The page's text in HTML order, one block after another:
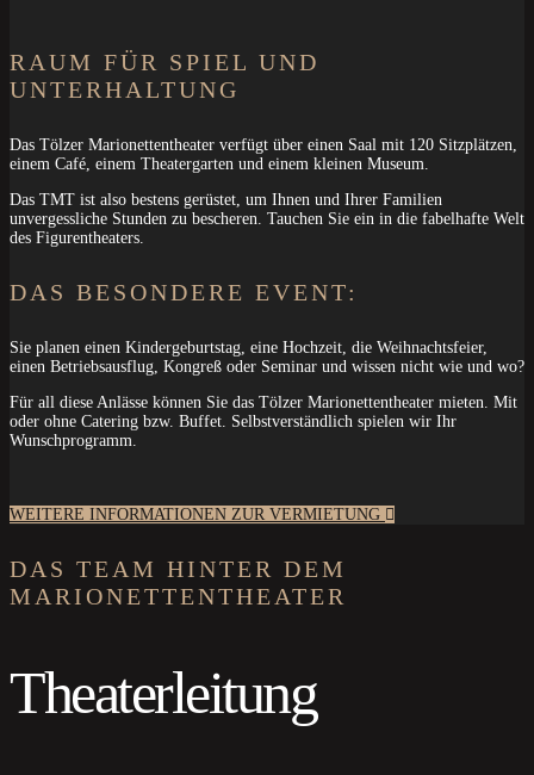
RAUM FÜR SPIEL UND
UNTERHALTUNG
Das Tölzer Marionettentheater verfügt über einen Saal mit 120 Sitzplätzen,
einem Café, einem Theatergarten und einem kleinen Museum.
Das TMT ist also bestens gerüstet, um Ihnen und Ihrer Familien
unvergessliche Stunden zu bescheren. Tauchen Sie ein in die fabelhafte Welt
des Figurentheaters.
DAS BESONDERE EVENT:
Sie planen einen Kindergeburtstag, eine Hochzeit, die Weihnachtsfeier,
einen Betriebsausflug, Kongreß oder Seminar und wissen nicht wie und wo?
Für all diese Anlässe können Sie das Tölzer Marionettentheater mieten. Mit
oder ohne Catering bzw. Buffet. Selbstverständlich spielen wir Ihr
Wunschprogramm.
WEITERE INFORMATIONEN ZUR VERMIETUNG
DAS TEAM HINTER DEM
MARIONETTENTHEATER
Theaterleitung